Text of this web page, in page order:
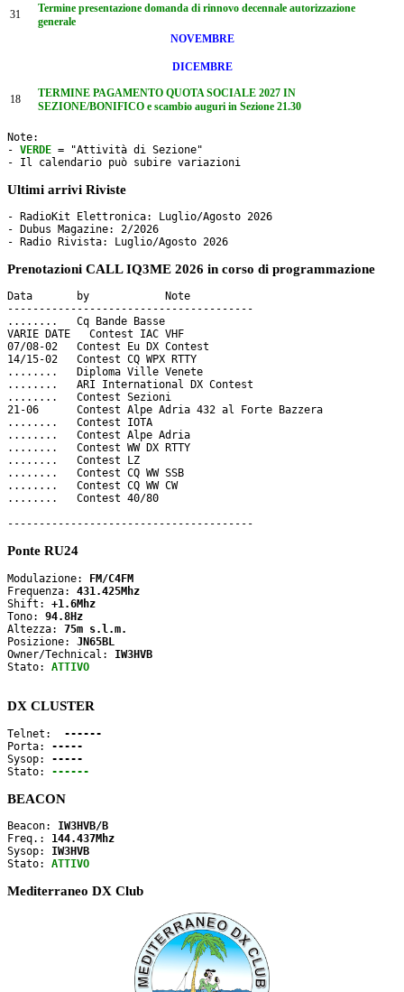
31
Termine presentazione domanda di rinnovo decennale autorizzazione
generale
NOVEMBRE
DICEMBRE
18
TERMINE PAGAMENTO QUOTA SOCIALE 2027 IN
SEZIONE/BONIFICO e scambio auguri in Sezione 21.30
Note:
- VERDE = "Attività di Sezione"
- Il calendario può subire variazioni
Ultimi arrivi Riviste
- RadioKit Elettronica: Luglio/Agosto 2026
- Dubus Magazine: 2/2026
Prenotazioni CALL IQ3ME 2026 in corso di programmazione
Data       by     	 Note
---------------------------------------
........   Cq Bande Basse
VARIE DATE   Contest IAC VHF
07/08-02   Contest Eu DX Contest
14/15-02   Contest CQ WPX RTTY
........   Diploma Ville Venete
........   ARI International DX Contest
........   Contest Sezioni
21-06      Contest Alpe Adria 432 al Forte Bazzera
........   Contest IOTA
........   Contest Alpe Adria
........   Contest WW DX RTTY
........   Contest LZ
........   Contest CQ WW SSB
........   Contest CQ WW CW
........   Contest 40/80
Ponte RU24
Modulazione: FM/C4FM
Frequenza: 431.425Mhz
Shift: +1.6Mhz
Tono: 94.8Hz
Altezza: 75m s.l.m.
Posizione: JN65BL
Owner/Technical: IW3HVB
Stato: ATTIVO
DX CLUSTER
Telnet:
------
Porta: -----
Sysop: -----
Stato: ------
BEACON
Beacon: IW3HVB/B
Freq.: 144.437Mhz
Sysop: IW3HVB
Stato: ATTIVO
Mediterraneo DX Club